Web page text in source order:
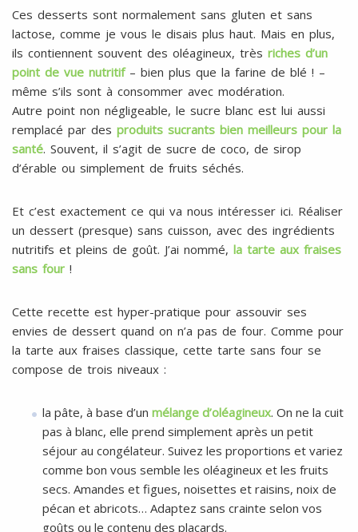
Ces desserts sont normalement sans gluten et sans
lactose, comme je vous le disais plus haut. Mais en plus,
ils contiennent souvent des oléagineux, très riches d’un
point de vue nutritif– bien plus que la farine de blé ! –
même s’ils sont à consommer avec modération.
Autre point non négligeable, le sucre blanc est lui aussi
remplacé par des produits sucrants bien meilleurs pour la
santé. Souvent, il s’agit de sucre de coco, de sirop
d’érable ou simplement de fruits séchés.
Et c’est exactement ce qui va nous intéresser ici. Réaliser
un dessert (presque) sans cuisson, avec des ingrédients
nutritifs et pleins de goût. J’ai nommé, la tarte aux fraises
sans four !
Cette recette est hyper-pratique pour assouvir ses
envies de dessert quand on n’a pas de four. Comme pour
la tarte aux fraises classique, cette tarte sans four se
compose de trois niveaux :
la pâte, à base d’un mélange d’oléagineux. On ne la cuit
pas à blanc, elle prend simplement après un petit
séjour au congélateur. Suivez les proportions et variez
comme bon vous semble les oléagineux et les fruits
secs. Amandes et figues, noisettes et raisins, noix de
pécan et abricots… Adaptez sans crainte selon vos
goûts ou le contenu des placards.